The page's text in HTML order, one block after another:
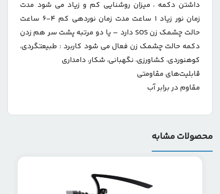
داشتن دکمه ، میزان روشنایی کم و زیاد می شود مدت
زمان نور زیاد ۱ ساعت مدت زمان نوردهی کم ۴-۶ ساعت
حالت چشمک زن SOS دارد – یا دو مرتبه پشت سر هم زدن
دکمه حالت چشمک زن فعال می شود کاربرد : طبیعتگردی،
کوهنوردی، کشاورزی، نگهبانی، شکار، دامداری
قابلیت‌های مقاومتی
مقاوم در برابر آب
محصولات مشابه